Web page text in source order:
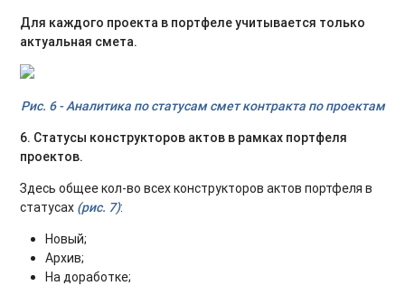
Для каждого проекта в портфеле учитывается только
актуальная смета.
Рис. 6 - Аналитика по статусам смет контракта по проектам
6. Статусы конструкторов актов в рамках портфеля
проектов.
Здесь общее кол-во всех конструкторов актов портфеля в
статусах (рис. 7):
Новый;
Архив;
На доработке;